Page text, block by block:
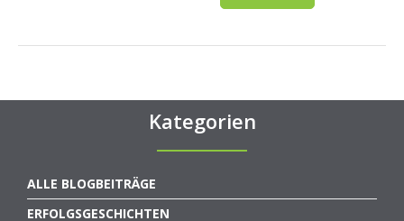
Kategorien
ALLE BLOGBEITRÄGE
ERFOLGSGESCHICHTEN